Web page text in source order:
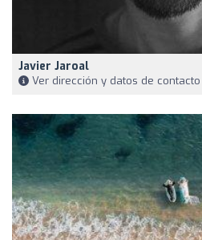
Javier Jaroal
Ver dirección y datos de contacto